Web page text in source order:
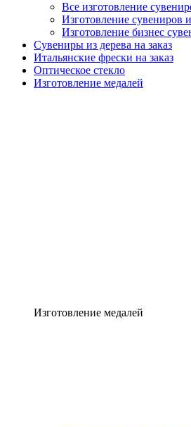
Все изготовление
Изготовление сувениров
Изготовление бизнес
Сувениры из дерева на заказ
Итальянские фрески на заказ
Оптическое стекло
Изготовление медалей
Изготовление медалей